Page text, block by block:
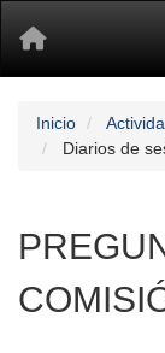
Inicio
Diarios de